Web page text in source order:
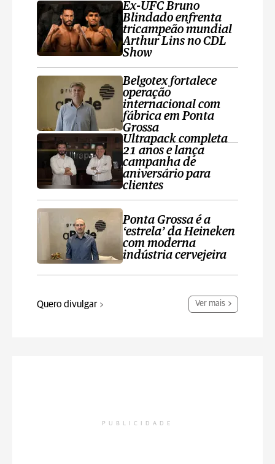
Ex-UFC Bruno
Blindado enfrenta
tricampeão mundial
Arthur Lins no CDL
Show
Belgotex fortalece
operação
internacional com
fábrica em Ponta
Grossa
Ultrapack completa
21 anos e lança
campanha de
aniversário para
clientes
Ponta Grossa é a
‘estrela’ da Heineken
com moderna
indústria cervejeira
Quero divulgar Ver mais
PUBLICIDADE